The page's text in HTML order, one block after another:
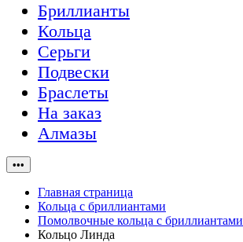
Бриллианты
Кольца
Серьги
Подвески
Браслеты
На заказ
Алмазы
•••
Главная страница
Кольца с бриллиантами
Помолвочные кольца с бриллиантами
Кольцо Линда